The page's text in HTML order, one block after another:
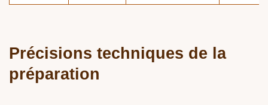
Précisions techniques de la
préparation